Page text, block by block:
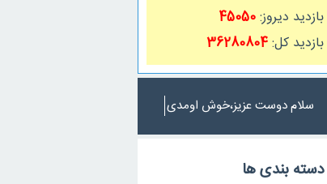
بازدید دیروز:45050
بازدید کل:36280804
سلام دوست عزیز،خوش اومدی
دسته بندی ها